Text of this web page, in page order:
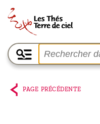
Accueil
La
boutique
PAGE PRÉCÉDENTE